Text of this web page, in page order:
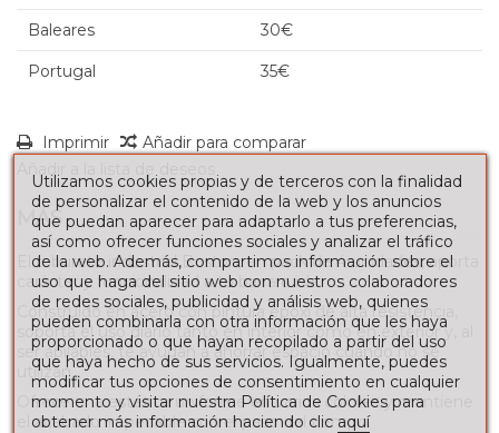
Baleares 30€
Portugal 35€
Imprimir
Añadir para comparar
MÁS
Eltaburete industrialBoston, enpack de 4 unidades, aporta
carácter y funcionalidad a tu barra o isla.
Construido en acero con pintura epoxi de alta resistencia,
soporta el uso diario tanto en interior como en exterior y, al
ser apilables, te ayudan a ahorrar espacio cuando no se
utilizan.
Ofrece una estética uniforme en varios colores y mantiene
el acabado impecable con el paso del tiempo.
Utilizamos cookies propias y de terceros con la finalidad
de personalizar el contenido de la web y los anuncios
que puedan aparecer para adaptarlo a tus preferencias,
así como ofrecer funciones sociales y analizar el tráfico
de la web. Además, compartimos información sobre el
uso que haga del sitio web con nuestros colaboradores
de redes sociales, publicidad y análisis web, quienes
pueden combinarla con otra información que les haya
proporcionado o que hayan recopilado a partir del uso
que haya hecho de sus servicios. Igualmente, puedes
modificar tus opciones de consentimiento en cualquier
momento y visitar nuestra Política de Cookies para
obtener más información haciendo clic aquí